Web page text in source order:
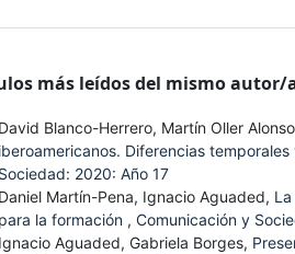
más leídos del mismo autor/
David Blanco-Herrero, Martín Oller
iberoamericanos. Diferencias
Sociedad: 2020: Año 17
Daniel Martín-Pena, Ignacio Aguaded,
para la formación , Comunicación y
Ignacio Aguaded, Gabriela Borges,